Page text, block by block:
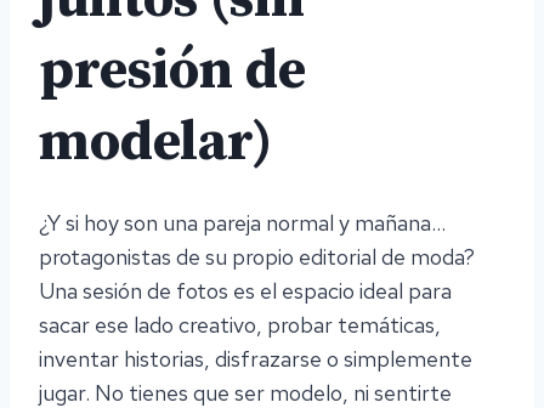
presión de
modelar)
¿Y si hoy son una pareja normal y mañana…
protagonistas de su propio editorial de moda?
Una sesión de fotos es el espacio ideal para
sacar ese lado creativo, probar temáticas,
inventar historias, disfrazarse o simplemente
jugar. No tienes que ser modelo, ni sentirte